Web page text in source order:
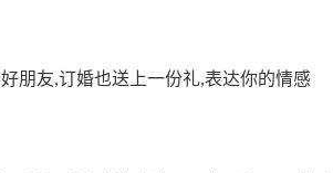
朋友,订婚也送上一份礼,表达你的情感